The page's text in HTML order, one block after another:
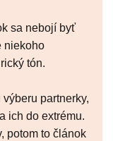
sa nebojí byť
niekoho
tón.
partnerky,
ich do extrému.
potom to článok